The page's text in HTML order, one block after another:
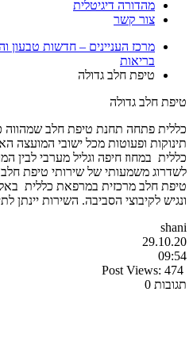
מהדורה דיגיטלית
צור קשר
מרכז העניינים – חדשות טבעון
בריאות
טיפת חלב גדולה
טיפת חלב גדולה
כללית פתחה תחנת טיפת חלב שמהווה
תינוקות ופעוטות מכל ישובי המועצה
כללית במחוז חיפה וגליל מערבי לבין
לשדרוג משמעותי של שירותי טיפת
טיפת חלב מרכזית במרפאת כללית
ונגיש לקיבוצי הסביבה. השירות יינתן
shani
29.10.20
09:54
Post Views: 474
תגובות 0